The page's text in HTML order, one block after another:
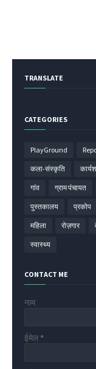
TRANSLATE
CATEGORIES
PlayGround
कला-संस्कृति
गांव ग्राम पंचायत
पुस्तकालय प्रकोप
महिला रोज़गार
स्वास्थ्य
CONTACT ME
नाम
ईमेल *